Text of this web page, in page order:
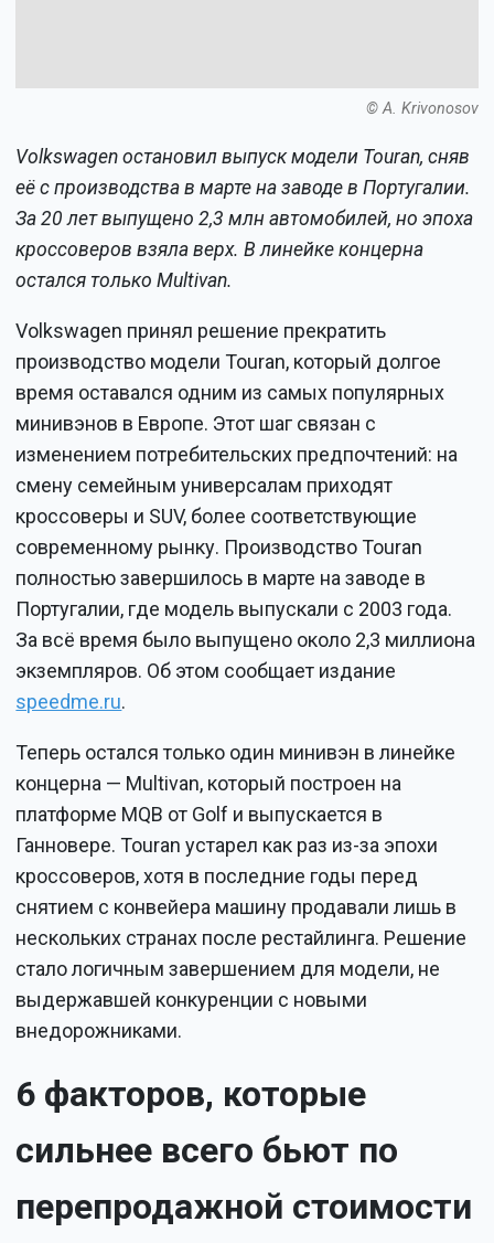
© A. Krivonosov
Volkswagen остановил выпуск модели Touran, сняв
её с производства в марте на заводе в Португалии.
За 20 лет выпущено 2,3 млн автомобилей, но эпоха
кроссоверов взяла верх. В линейке концерна
остался только Multivan.
Volkswagen принял решение прекратить
производство модели Touran, который долгое
время оставался одним из самых популярных
минивэнов в Европе. Этот шаг связан с
изменением потребительских предпочтений: на
смену семейным универсалам приходят
кроссоверы и SUV, более соответствующие
современному рынку. Производство Touran
полностью завершилось в марте на заводе в
Португалии, где модель выпускали с 2003 года.
За всё время было выпущено около 2,3 миллиона
экземпляров. Об этом сообщает издание
speedme.ru.
Теперь остался только один минивэн в линейке
концерна — Multivan, который построен на
платформе MQB от Golf и выпускается в
Ганновере. Touran устарел как раз из-за эпохи
кроссоверов, хотя в последние годы перед
снятием с конвейера машину продавали лишь в
нескольких странах после рестайлинга. Решение
стало логичным завершением для модели, не
выдержавшей конкуренции с новыми
внедорожниками.
6 факторов, которые
сильнее всего бьют по
перепродажной стоимости